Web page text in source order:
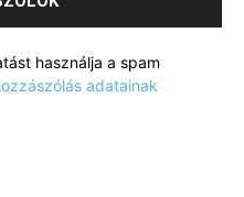
használja a spam
adatainak